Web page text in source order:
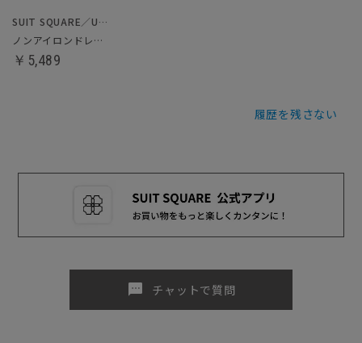
SUIT SQUARE／UNIVERSAL LANGUAGE
ノンアイロンドレスシャツ
￥5,489
履歴を残さない
sms チャットで質問